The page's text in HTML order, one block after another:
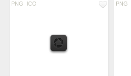
PNG ICO PNG